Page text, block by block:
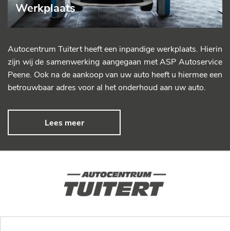
Werkplaats
Autocentrum Tuitert heeft een inpandige werkplaats. Hierin
zijn wij de samenwerking aangegaan met ASP Autoservice
Peene. Ook na de aankoop van uw auto heeft u hiermee een
betrouwbaar adres voor al het onderhoud aan uw auto.
Lees meer